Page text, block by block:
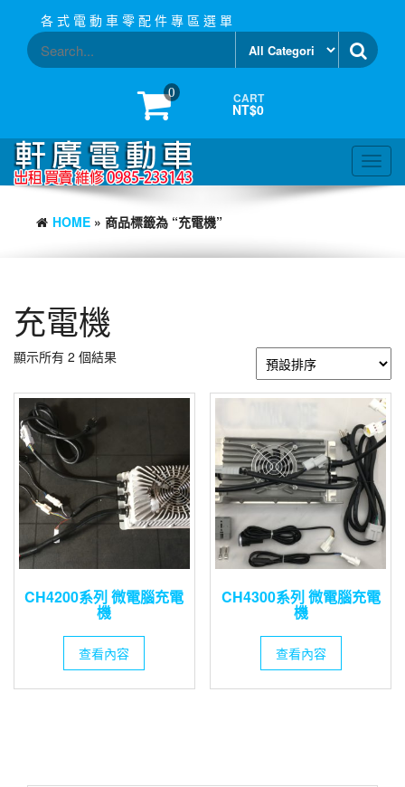
content
各 式 電 動 車 零 配 件 專 區 選 單
0 CART
NT$0
HOME » 商品標籤為 “充電機”
充電機
顯示所有 2 個結果
CH4200系列 微電腦充電
機
查看內容
CH4300系列 微電腦充電
機
查看內容